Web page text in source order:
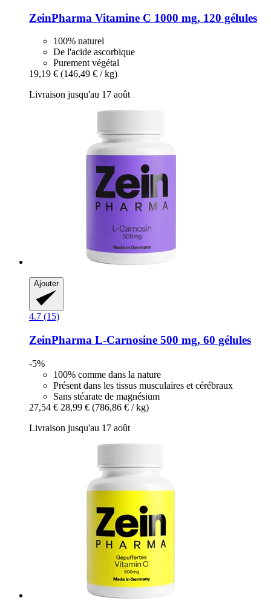
ZeinPharma Vitamine C 1000 mg, 120 gélules
100% naturel
De l'acide ascorbique
Purement végétal
19,19 € (146,49 € / kg)
Livraison jusqu'au 17 août
Ajouter
4.7 (15)
ZeinPharma L-​Carnosine 500 mg, 60 gélules
-5%
100% comme dans la nature
Présent dans les tissus musculaires et cérébraux
Sans stéarate de magnésium
27,54 € 28,99 € (786,86 € / kg)
Livraison jusqu'au 17 août